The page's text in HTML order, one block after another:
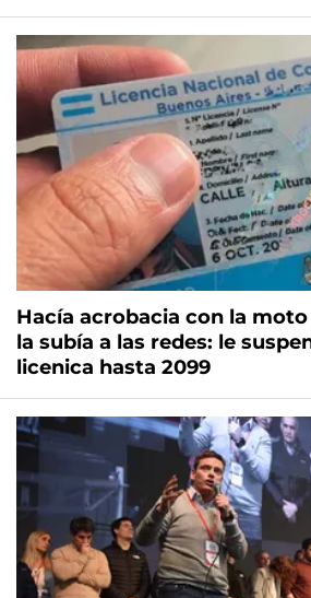
Hacía acrobacia con la
la subía a las redes: le
licenica hasta 2099